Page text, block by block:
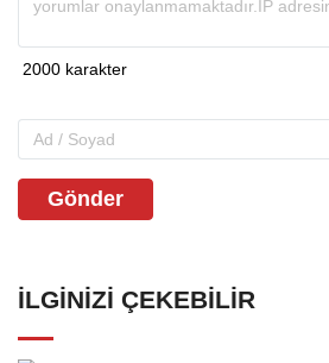
Gönder
İLGINIZI ÇEKEBILIR